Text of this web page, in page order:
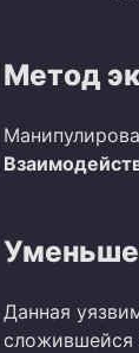
Метод
Данная
сложившейся